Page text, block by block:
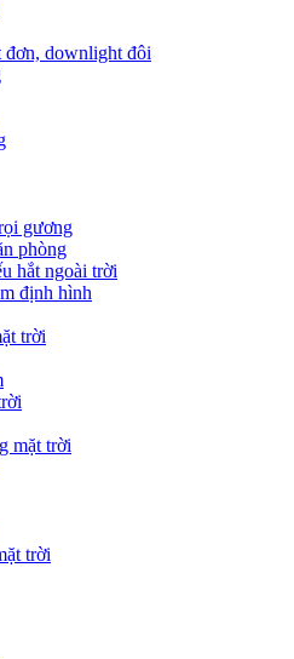
downlight đôi
gương
phòng
hắt ngoài trời
định hình
trời
mặt trời
trời